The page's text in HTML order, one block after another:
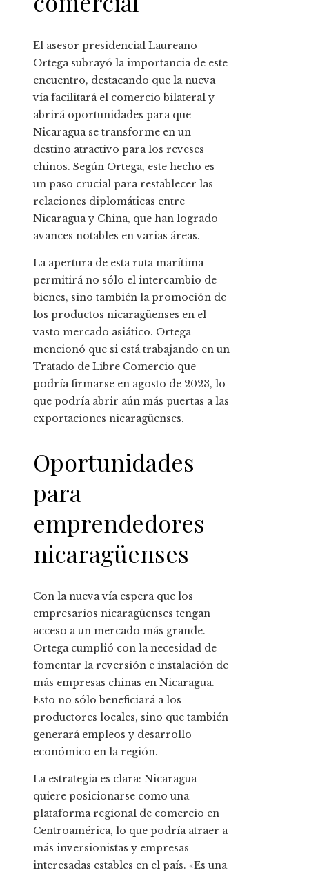
El asesor presidencial Laureano
Ortega subrayó la importancia de este
encuentro, destacando que la nueva
vía facilitará el comercio bilateral y
abrirá oportunidades para que
Nicaragua se transforme en un
destino atractivo para los reveses
chinos. Según Ortega, este hecho es
un paso crucial para restablecer las
relaciones diplomáticas entre
Nicaragua y China, que han logrado
avances notables en varias áreas.
La apertura de esta ruta marítima
permitirá no sólo el intercambio de
bienes, sino también la promoción de
los productos nicaragüenses en el
vasto mercado asiático. Ortega
mencionó que si está trabajando en un
Tratado de Libre Comercio que
podría firmarse en agosto de 2023, lo
que podría abrir aún más puertas a las
exportaciones nicaragüenses.
Oportunidades
para
emprendedores
nicaragüenses
Con la nueva vía espera que los
empresarios nicaragüenses tengan
acceso a un mercado más grande.
Ortega cumplió con la necesidad de
fomentar la reversión e instalación de
más empresas chinas en Nicaragua.
Esto no sólo beneficiará a los
productores locales, sino que también
generará empleos y desarrollo
económico en la región.
La estrategia es clara: Nicaragua
quiere posicionarse como una
plataforma regional de comercio en
Centroamérica, lo que podría atraer a
más inversionistas y empresas
interesadas estables en el país. «Es una